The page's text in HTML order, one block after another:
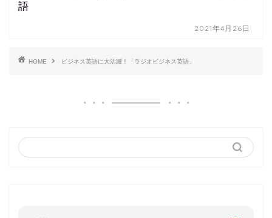
語
2021年4月26日
HOME ビジネス英語に大活躍！「ラジオビジネス英語」